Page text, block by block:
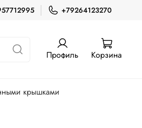
+79264123270
Профиль Корзина
крышками